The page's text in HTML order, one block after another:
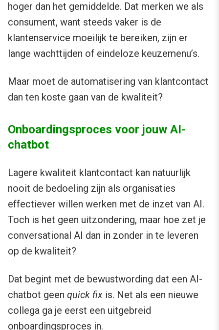
hoger dan het gemiddelde. Dat merken we als
consument, want steeds vaker is de
klantenservice moeilijk te bereiken, zijn er
lange wachttijden of eindeloze keuzemenu’s.
Maar moet de automatisering van klantcontact
dan ten koste gaan van de kwaliteit?
Onboardingsproces voor jouw AI-
chatbot
Lagere kwaliteit klantcontact kan natuurlijk
nooit de bedoeling zijn als organisaties
effectiever willen werken met de inzet van AI.
Toch is het geen uitzondering, maar hoe zet je
conversational AI dan in zonder in te leveren
op de kwaliteit?
Dat begint met de bewustwording dat een AI-
chatbot geen quick fix is. Net als een nieuwe
collega ga je eerst een uitgebreid
onboardingsproces in.